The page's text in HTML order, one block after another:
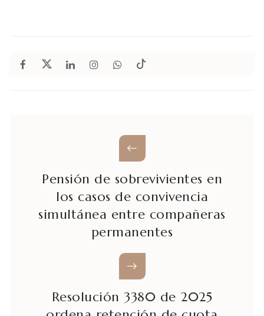
Pensión de sobrevivientes en
los casos de convivencia
simultánea entre compañeras
permanentes
Resolución 3380 de 2025